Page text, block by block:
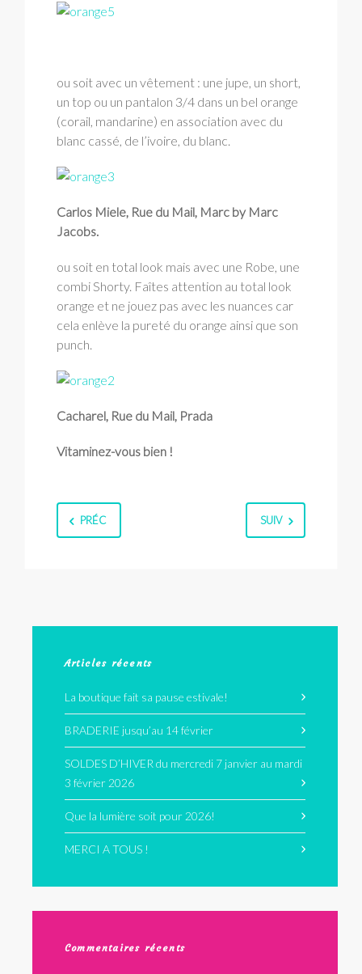
ou soit avec un vêtement : une jupe, un short,
un top ou un pantalon 3/4 dans un bel orange
(corail, mandarine) en association avec du
blanc cassé, de l’ivoire, du blanc.
Carlos Miele, Rue du Mail, Marc by Marc
Jacobs.
ou soit en total look mais avec une Robe, une
combi Shorty. Faîtes attention au total look
orange et ne jouez pas avec les nuances car
cela enlève la pureté du orange ainsi que son
punch.
Cacharel, Rue du Mail, Prada
Vitaminez-vous bien !
PRÉC SUIV
Articles récents
La boutique fait sa pause estivale!
BRADERIE jusqu’au 14 février
SOLDES D’HIVER du mercredi 7 janvier au mardi
3 février 2026
Que la lumière soit pour 2026!
MERCI A TOUS !
Commentaires récents